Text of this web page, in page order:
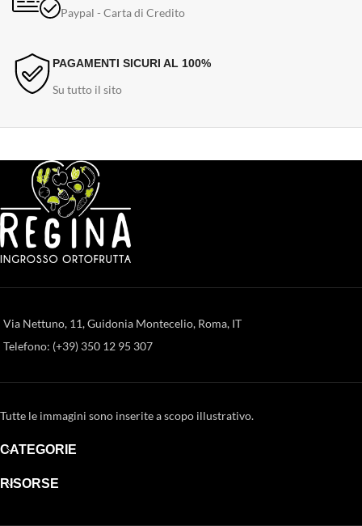
Paypal - Carta di Credito
PAGAMENTI SICURI AL 100%
Su tutto il sito
Via Nettuno, 11, Guidonia Montecelio, Roma, IT
Telefono: (+39) 350 12 95 307
Tutte le immagini sono inserite a scopo illustrativo.
CATEGORIE
RISORSE